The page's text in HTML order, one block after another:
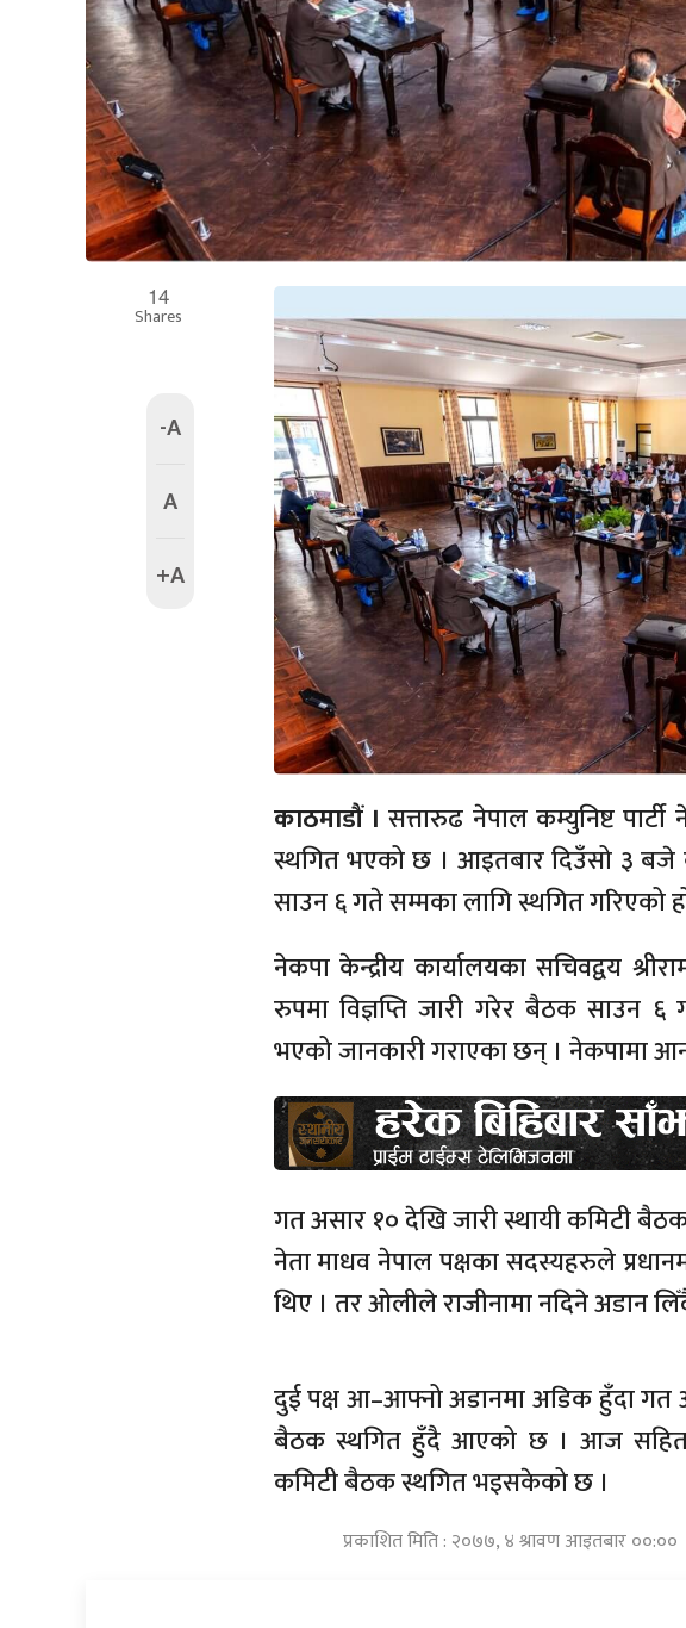
14
Shares
-A
A
+A
काठमाडौं । सत्तारुढ नेपाल कम्युनिष्ट
स्थगित भएको छ । आइतबार दिउँसो ३ बजे
साउन ६ गते सम्मका लागि स्थगित गरिएको
नेकपा केन्द्रीय कार्यालयका सचिवद्वय
रुपमा विज्ञप्ति जारी गरेर बैठक साउन
भएको जानकारी गराएका छन् । नेकपामा
गत असार १० देखि जारी स्थायी कमिटी
नेता माधव नेपाल पक्षका सदस्यहरुले
थिए । तर ओलीले राजीनामा नदिने अडान
दुई पक्ष आ–आफ्नो अडानमा अडिक हुँदा गत
बैठक स्थगित हुँदै आएको छ । आज सहित
कमिटी बैठक स्थगित भइसकेको छ ।
प्रकाशित मिति : २०७७, ४ श्रावण आइतबार